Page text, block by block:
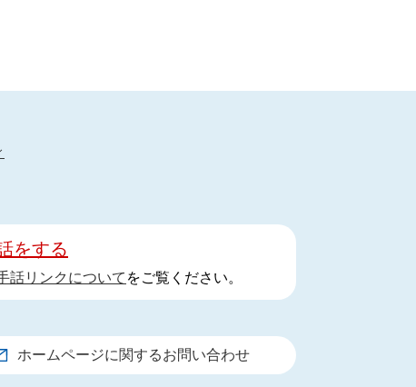
をする
話リンクについて をご覧ください。
ホームページに関するお問い合わせ